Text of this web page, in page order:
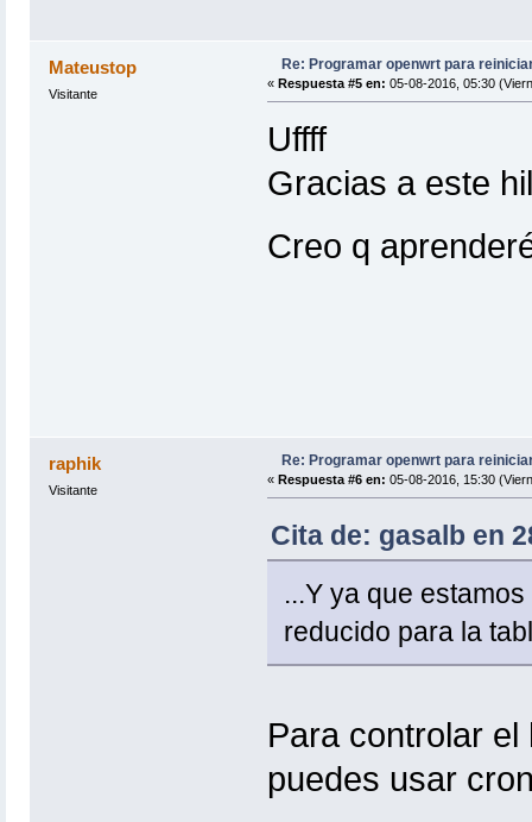
Mateustop
Visitante
Re: Programar openwrt para
« Respuesta #5 en: 05-08-2016, 05:30
Uffff
Gracias a este
Creo q
raphik
Visitante
Re: Programar openwrt para
« Respuesta #6 en: 05-08-2016, 15:30
Cita de: gasalb en
...Y ya que
reducido para la
Para controlar el
puedes usar